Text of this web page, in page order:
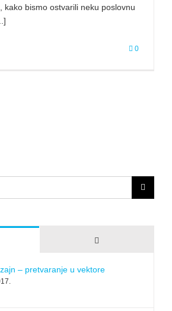
kako bismo ostvarili neku poslovnu
0
Comments
– pretvaranje u vektore